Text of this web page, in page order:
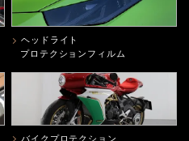
ヘッドライト
プロテクションフィルム
バイクプロテクション